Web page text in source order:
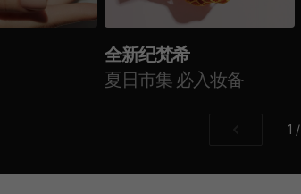
全新纪梵希
夏日市集 必入妆备
1 /